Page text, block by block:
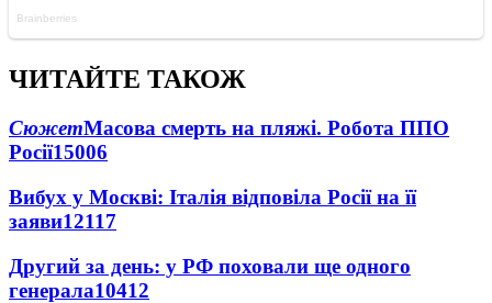
ЧИТАЙТЕ ТАКОЖ
СюжетМасова смерть на пляжі. Робота ППО
Росії15006
Вибух у Москві: Італія відповіла Росії на її
заяви12117
Другий за день: у РФ поховали ще одного
генерала10412